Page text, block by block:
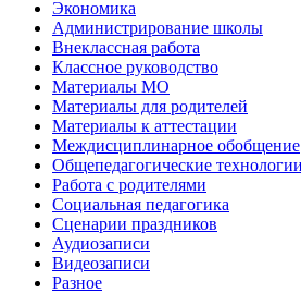
Экономика
Администрирование школы
Внеклассная работа
Классное руководство
Материалы МО
Материалы для родителей
Материалы к аттестации
Междисциплинарное обобщение
Общепедагогические технологии
Работа с родителями
Социальная педагогика
Сценарии праздников
Аудиозаписи
Видеозаписи
Разное